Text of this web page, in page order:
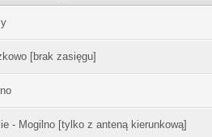
[brak zasięgu]
- Mogilno [tylko z anteną kierunkową]